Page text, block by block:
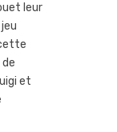
leur
et